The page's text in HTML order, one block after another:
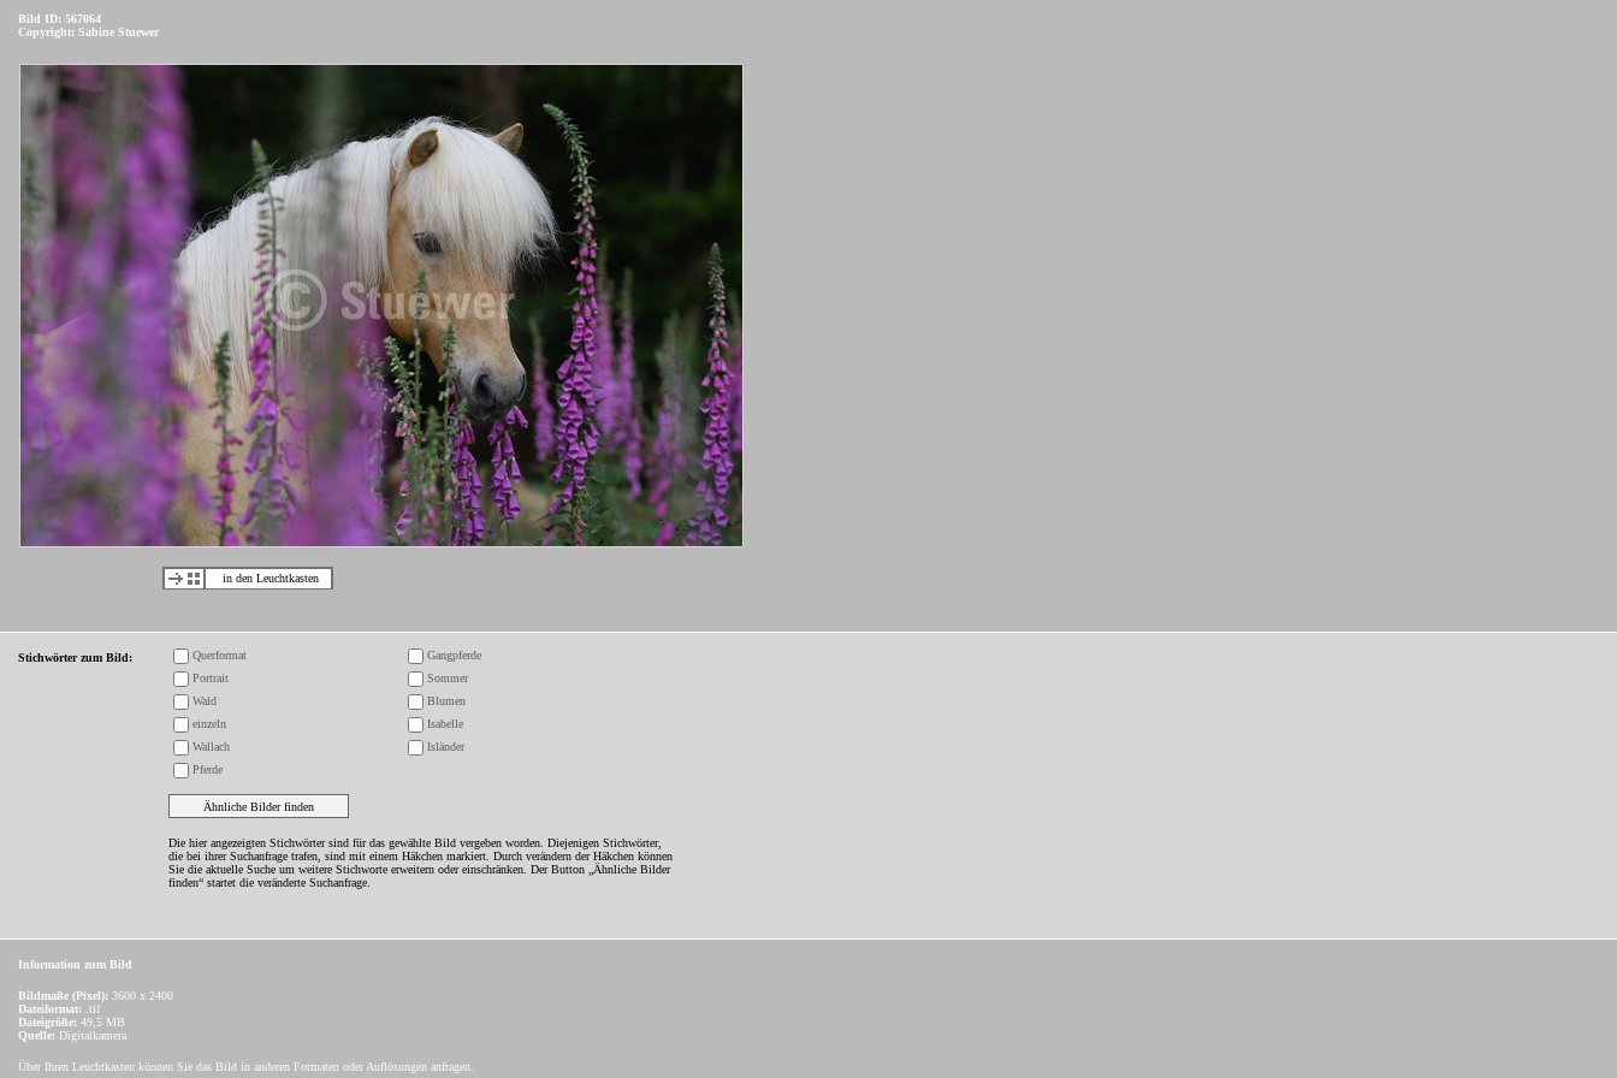
Bild ID: 567064
Copyright: Sabine Stuewer
in den Leuchtkasten
Stichwörter zum Bild: Querformat
Gangpferde
Portrait
Sommer
Wald
Blumen
einzeln
Isabelle
Wallach
Isländer
Pferde
Die hier angezeigten Stichwörter sind für das gewählte Bild vergeben worden. Diejenigen Stichwörter,
die bei ihrer Suchanfrage trafen, sind mit einem Häkchen markiert. Durch verändern der Häkchen können
Sie die aktuelle Suche um weitere Stichworte erweitern oder einschränken. Der Button „Ähnliche Bilder
finden“ startet die veränderte Suchanfrage.
Information zum Bild
Bildmaße (Pixel): 3600 x 2400
Dateiformat:
.tif
Dateigröße: 49,5 MB
Quelle: Digitalkamera
Über Ihren Leuchtkasten können Sie das Bild in anderen Formaten oder Auflösungen anfragen.